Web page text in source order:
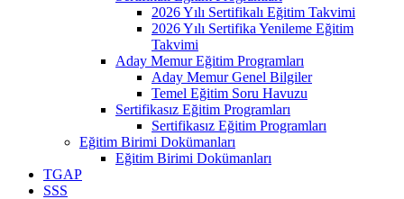
2026 Yılı Sertifikalı Eğitim Takvimi
2026 Yılı Sertifika Yenileme Eğitim
Takvimi
Aday Memur Eğitim Programları
Aday Memur Genel Bilgiler
Temel Eğitim Soru Havuzu
Sertifikasız Eğitim Programları
Sertifikasız Eğitim Programları
Eğitim Birimi Dokümanları
Eğitim Birimi Dokümanları
TGAP
SSS